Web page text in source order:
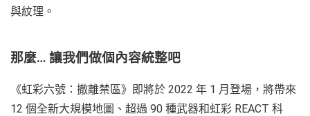
與紋理。
那麼… 讓我們做個內容統整吧
《虹彩六號：撤離禁區》即將於 2022 年 1 月登場，將帶來
12 個全新大規模地圖、超過 90 種武器和虹彩 REACT 科